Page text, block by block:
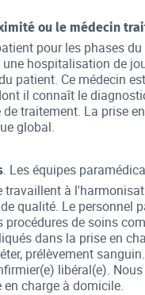
ou le médecin
pour les phases
hospitalisation de
patient. Ce médecin
il connaît le
traitement. La prise
global.
. Les équipes
travaillent à
qualité. Le personnel
procédures de soins
dans la prise en
prélèvement
libéral(e).
charge à domicile.